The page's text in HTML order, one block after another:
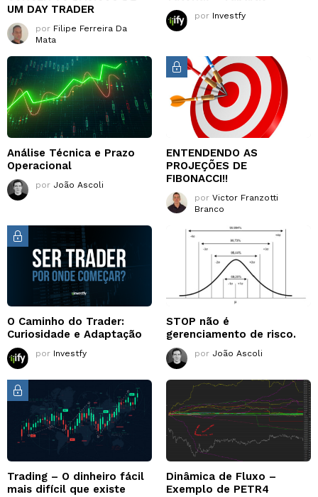
UM DAY TRADER
por Filipe Ferreira Da
Mata
por Investfy
Análise Técnica e Prazo
Operacional
por João Ascoli
ENTENDENDO AS
PROJEÇÕES DE
FIBONACCI!!
por Victor Franzotti
Branco
O Caminho do Trader:
Curiosidade e Adaptação
por Investfy
STOP não é
gerenciamento de risco.
por João Ascoli
Trading – O dinheiro fácil
mais difícil que existe
Dinâmica de Fluxo –
Exemplo de PETR4